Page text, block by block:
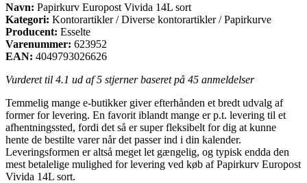
Navn: Papirkurv Europost Vivida 14L sort
Kategori: Kontorartikler / Diverse kontorartikler / Papirkurve
Producent: Esselte
Varenummer: 623952
EAN: 4049793026626
Vurderet til 4.1 ud af 5 stjerner baseret på 45 anmeldelser
Temmelig mange e-butikker giver efterhånden et bredt udvalg af
former for levering. En favorit iblandt mange er p.t. levering til et
afhentningssted, fordi det så er super fleksibelt for dig at kunne
hente de bestilte varer når det passer ind i din kalender.
Leveringsformen er altså meget let gængelig, og typisk endda den
mest betalelige mulighed for levering ved køb af Papirkurv Europost
Vivida 14L sort.